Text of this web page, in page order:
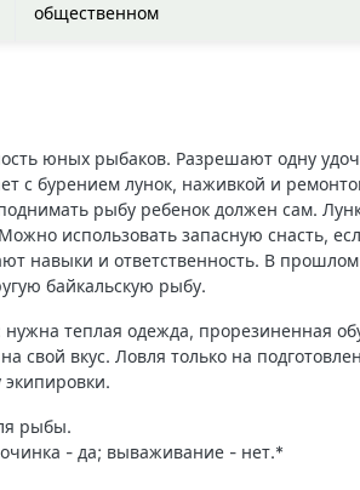
общественном
юных рыбаков. Разрешают одну
с бурением лунок, наживкой и
рыбу ребенок должен сам.
использовать запасную снасть,
навыки и ответственность. В
байкальскую рыбу.
теплая одежда, прорезиненная
свой вкус. Ловля только на
экипировки.
рыбы.
- да; вываживание - нет.*